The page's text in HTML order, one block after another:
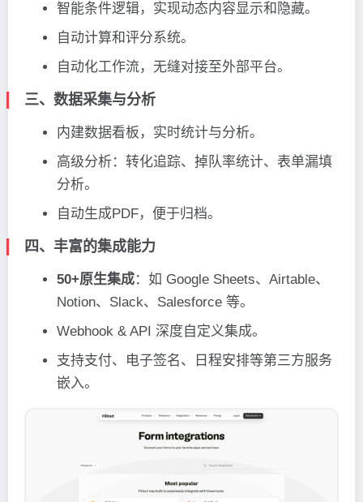
智能条件逻辑，实现动态内容显示和隐藏。
自动计算和评分系统。
自动化工作流，无缝对接至外部平台。
三、数据采集与分析
内建数据看板，实时统计与分析。
高级分析：转化追踪、掉队率统计、表单漏填
分析。
自动生成PDF，便于归档。
四、丰富的集成能力
50+原生集成：如 Google Sheets、Airtable、
Notion、Slack、Salesforce 等。
Webhook & API 深度自定义集成。
支持支付、电子签名、日程安排等第三方服务
嵌入。